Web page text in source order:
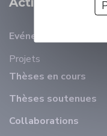
Evénements récents
Projets
Thèses en cours
Thèses soutenues
Collaborations